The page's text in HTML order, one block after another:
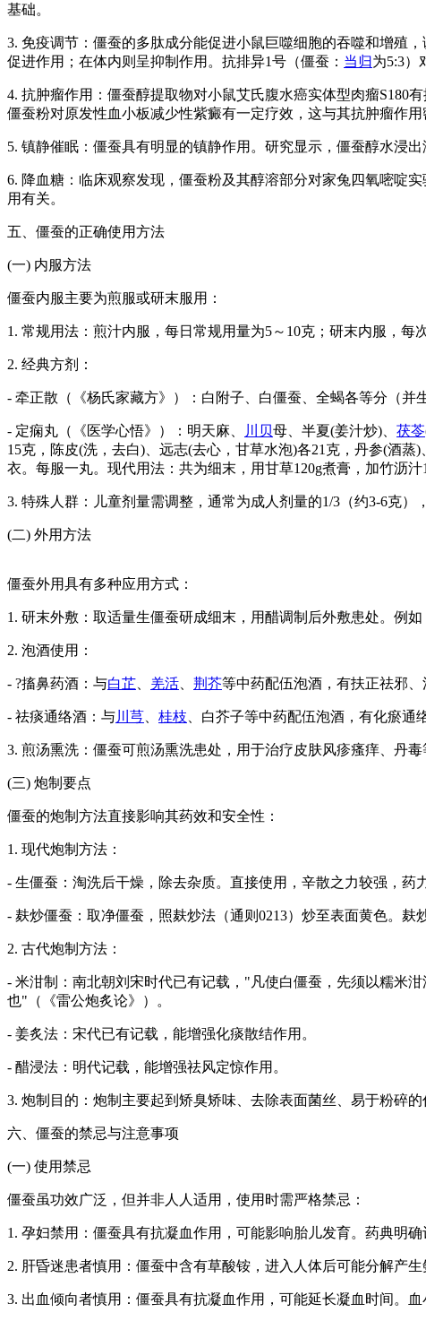
基础。
3. 免疫调节：僵蚕的多肽成分能促进小鼠巨噬细胞的吞噬和增殖
促进作用；在体内则呈抑制作用。抗排异1号（僵蚕： 当归为5:3）
4. 抗肿瘤作用：僵蚕醇提取物对小鼠艾氏腹水癌实体型肉瘤S180
僵蚕粉对原发性血小板减少性紫癜有一定疗效，这与其抗肿瘤作用
5. 镇静催眠：僵蚕具有明显的镇静作用。研究显示，僵蚕醇水浸
6. 降血糖：临床观察发现，僵蚕粉及其醇溶部分对家兔四氧嘧啶
用有关。
五、僵蚕的正确使用方法
(一) 内服方法
僵蚕内服主要为煎服或研末服用：
1. 常规用法：煎汁内服，每日常规用量为5～10克；研末内服，每
2. 经典方剂：
- 牵正散（《杨氏家藏方》）：白附子、白僵蚕、全蝎各等分（并
- 定痫丸（《医学心悟》）：明天麻、 川贝母、半夏(姜汁炒)、 茯苓
15克，陈皮(洗，去白)、远志(去心，甘草水泡)各21克，丹参(酒
衣。每服一丸。现代用法：共为细末，用甘草120g煮膏，加竹沥汁
3. 特殊人群：儿童剂量需调整，通常为成人剂量的1/3（约3-6克
(二) 外用方法
僵蚕外用具有多种应用方式：
1. 研末外敷：取适量生僵蚕研成细末，用醋调制后外敷患处。例
2. 泡酒使用：
- ?搐鼻药酒：与白芷 羌活 荆芥等中药配伍泡酒，有扶正祛邪
- 祛痰通络酒：与川芎 桂枝 、白芥子等中药配伍泡酒，有化瘀通
3. 煎汤熏洗：僵蚕可煎汤熏洗患处，用于治疗皮肤风疹瘙痒、丹
(三) 炮制要点
僵蚕的炮制方法直接影响其药效和安全性：
1. 现代炮制方法：
- 生僵蚕：淘洗后干燥，除去杂质。直接使用，辛散之力较强，药
- 麸炒僵蚕：取净僵蚕，照麸炒法（通则0213）炒至表面黄色。
2. 古代炮制方法：
- 米泔制：南北朝刘宋时代已有记载，"凡使白僵蚕，先须以糯米
也"（《雷公炮炙论》）。
- 姜炙法：宋代已有记载，能增强化痰散结作用。
- 醋浸法：明代记载，能增强祛风定惊作用。
3. 炮制目的：炮制主要起到矫臭矫味、去除表面菌丝、易于粉碎
六、僵蚕的禁忌与注意事项
(一) 使用禁忌
僵蚕虽功效广泛，但并非人人适用，使用时需严格禁忌：
1. 孕妇禁用：僵蚕具有抗凝血作用，可能影响胎儿发育。药典明
2. 肝昏迷患者慎用：僵蚕中含有草酸铵，进入人体后可能分解产
3. 出血倾向者慎用：僵蚕具有抗凝血作用，可能延长凝血时间。